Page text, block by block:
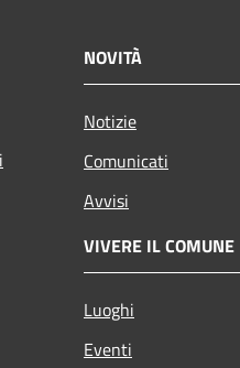
NOVITÀ
Notizie
Comunicati
Avvisi
VIVERE IL COMUNE
Luoghi
Eventi